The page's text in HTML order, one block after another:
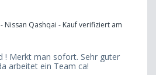
Nissan Qashqai - Kauf verifiziert am
! Merkt man sofort. Sehr guter
arbeitet ein Team ca!